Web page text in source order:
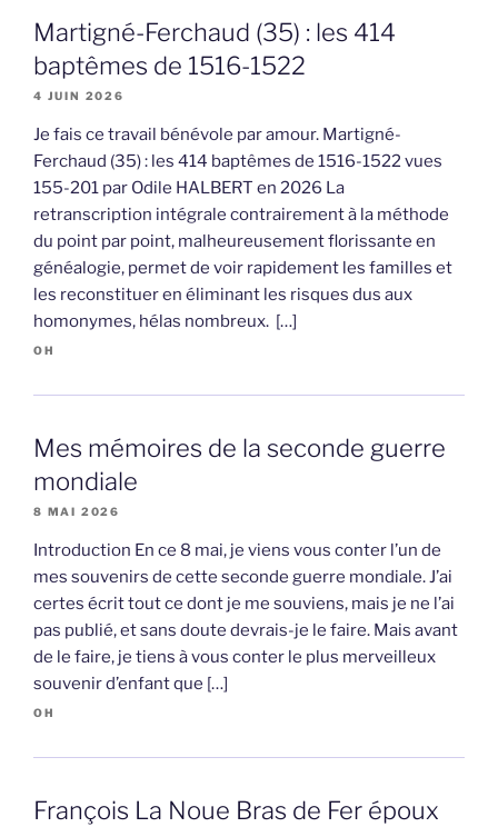
Martigné-Ferchaud (35) : les 414
baptêmes de 1516-1522
4 JUIN 2026
Je fais ce travail bénévole par amour. Martigné-
Ferchaud (35) : les 414 baptêmes de 1516-1522 vues
155-201 par Odile HALBERT en 2026 La
retranscription intégrale contrairement à la méthode
du point par point, malheureusement florissante en
généalogie, permet de voir rapidement les familles et
les reconstituer en éliminant les risques dus aux
homonymes, hélas nombreux. […]
OH
Mes mémoires de la seconde guerre
mondiale
8 MAI 2026
Introduction En ce 8 mai, je viens vous conter l’un de
mes souvenirs de cette seconde guerre mondiale. J’ai
certes écrit tout ce dont je me souviens, mais je ne l’ai
pas publié, et sans doute devrais-je le faire. Mais avant
de le faire, je tiens à vous conter le plus merveilleux
souvenir d’enfant que […]
OH
François La Noue Bras de Fer époux